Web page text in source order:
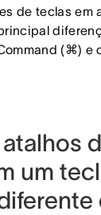
de teclas em
(⌘) e
um